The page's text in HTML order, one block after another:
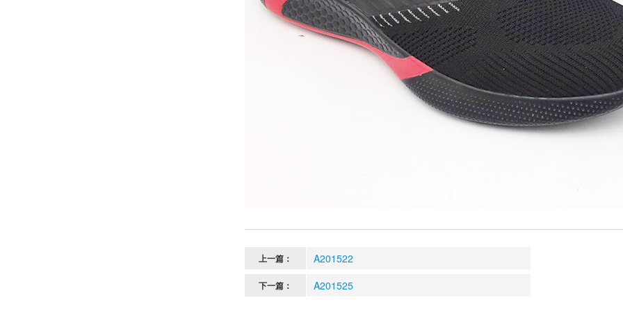
上一篇： A201522
下一篇： A201525